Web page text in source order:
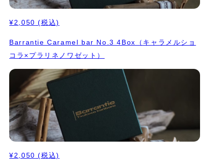
¥2,050 (税込)
Barrantie Caramel bar No.3 4Box（キャラメルショ
コラ×プラリネノワゼット）
¥2,050 (税込)